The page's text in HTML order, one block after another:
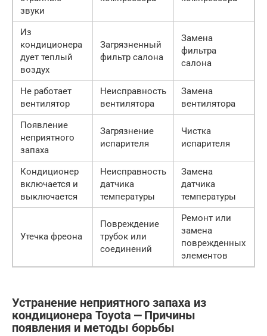
звуки
Из
кондиционера
дует теплый
воздух
Загрязненный
фильтр салона
Замена
фильтра
салона
Не работает
вентилятор
Неисправность
вентилятора
Замена
вентилятора
Появление
неприятного
запаха
Загрязнение
испарителя
Чистка
испарителя
Кондиционер
включается и
выключается
Неисправность
датчика
температуры
Замена
датчика
температуры
Утечка фреона
Повреждение
трубок или
соединений
Ремонт или
замена
поврежденных
элементов
Устранение неприятного запаха из
кондиционера Toyota ⎼ Причины
появления и методы борьбы